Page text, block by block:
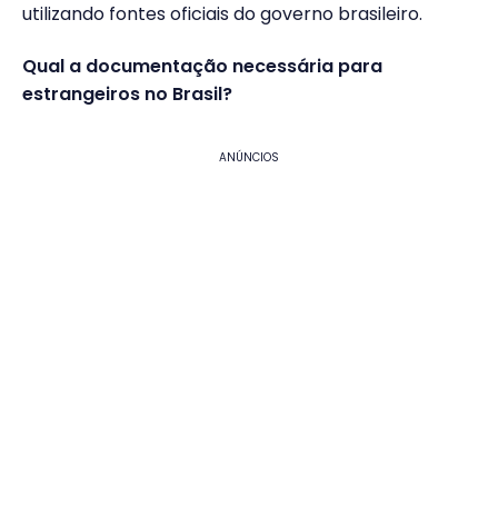
utilizando fontes oficiais do governo brasileiro.
Qual a documentação necessária para
estrangeiros no Brasil?
ANÚNCIOS